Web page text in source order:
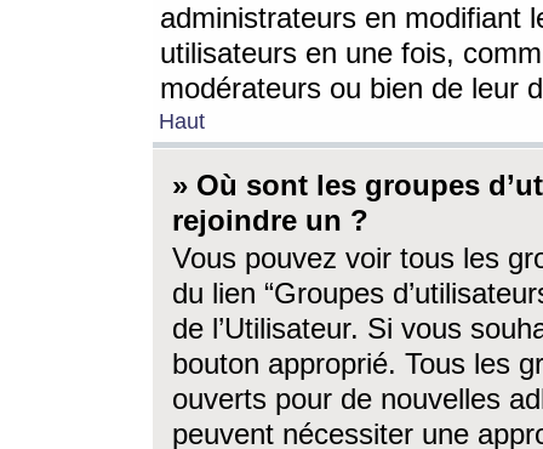
administrateurs en modifiant
utilisateurs en une fois,
modérateurs ou bien de leur
Haut
» Où sont les groupes
rejoindre un ?
Vous pouvez voir tous les
du lien “Groupes
de l’Utilisateur. Si vous
bouton approprié. Tous les
ouverts pour de nouvelles
peuvent nécessiter une